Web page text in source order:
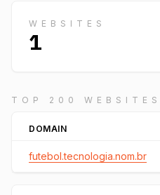
WEBSITES
1
TOP 200 WEBSITES
DOMAIN
futebol.tecnologia.nom.br